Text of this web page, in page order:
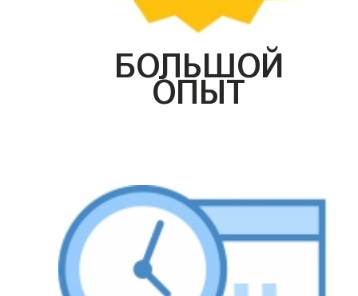
БОЛЬШОЙ
ОПЫТ